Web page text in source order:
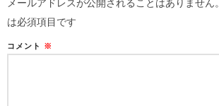
メールアドレスが公開されることはありません。
は必須項目です
コメント ※